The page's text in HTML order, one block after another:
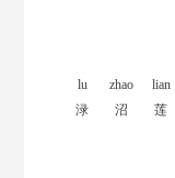
lu
渌
zhao
沼
lian
莲